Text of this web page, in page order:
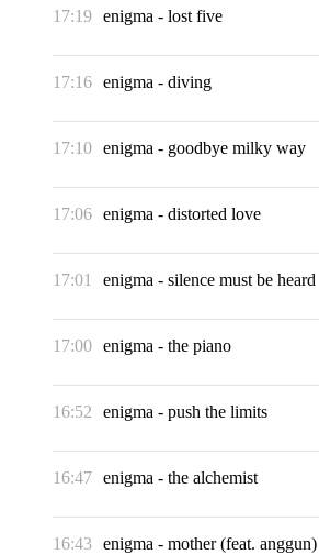
17:19 enigma - lost five
17:16 enigma - diving
17:10 enigma - goodbye milky way
17:06 enigma - distorted love
17:01 enigma - silence must be heard
17:00 enigma - the piano
16:52 enigma - push the limits
16:47 enigma - the alchemist
16:43 enigma - mother (feat. anggun)